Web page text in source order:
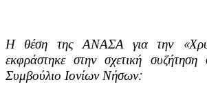
Η θέση της ΑΝΑΣΑ για την
εκφράστηκε στην σχετική συζήτηση
Συμβούλιο Ιονίων Νήσων: